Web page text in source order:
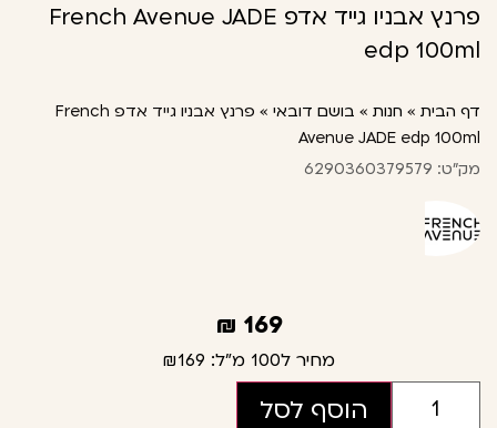
פרנץ אבניו גייד אדפ French Avenue JADE
edp 100ml
דף הבית » חנות » בושם דובאי »
פרנץ אבניו גייד אדפ French
Avenue JADE edp 100ml
מק"ט: 6290360379579
169
₪
מחיר ל100 מ"ל: ₪169
הוסף לסל